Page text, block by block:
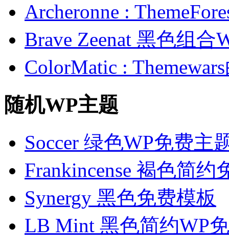
Archeronne :
Brave Zeenat 黑色组合
ColorMatic :
随机WP主题
Soccer 绿色WP免费主
Frankincense 褐色简约
Synergy 黑色免费模板
LB Mint 黑色简约WP